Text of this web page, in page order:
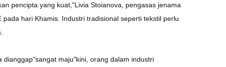
pencipta yang kuat,"Livia Stoianova, pengasas jenama
hari Khamis. Industri tradisional seperti tekstil perlu
maju"kini, orang dalam industri